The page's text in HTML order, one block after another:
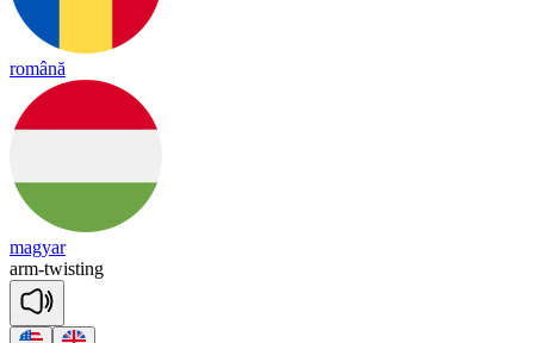
română
magyar
arm-twisting